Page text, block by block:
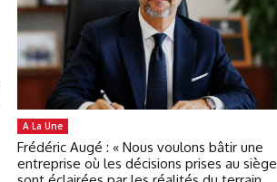
A La Une
Frédéric Augé : « Nous voulons bâtir une
entreprise où les décisions prises au siège